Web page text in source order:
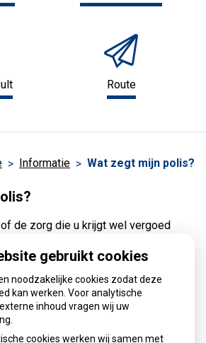
Route
Informatie Wat zegt mijn polis?
de zorg die u krijgt wel vergoed
weet of uw zorgverzekeraar de zorg
Uw huisarts weet niet hoe u
vindt het wel belangrijk dat u goed op
leest u hoe u kunt uitzoeken of uw
gebruikt cookies
noodzakelijke cookies zodat deze
kan werken. Voor analytische
inhoud vragen wij uw
cookies werken wij samen met